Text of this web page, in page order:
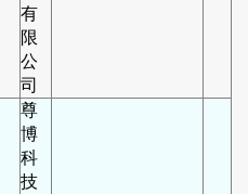
有
限
公
司
尊
博
科
技